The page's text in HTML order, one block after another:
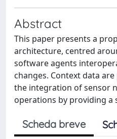
Abstract
This paper presents a
architecture, centred
software agents
changes. Context data
the integration of sensor
operations by providing a
Scheda breve